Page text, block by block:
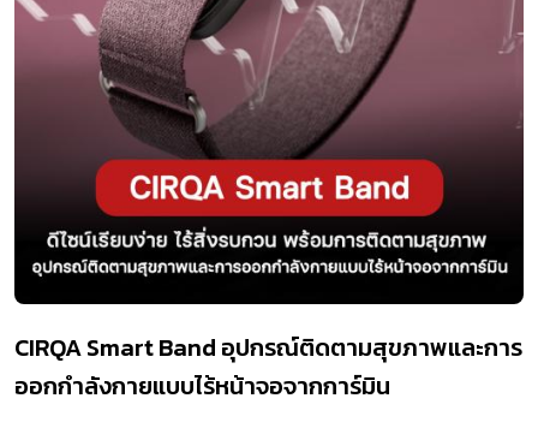
CIRQA Smart Band อุปกรณ์ติดตามสุขภาพและการ
ออกกำลังกายแบบไร้หน้าจอจากการ์มิน